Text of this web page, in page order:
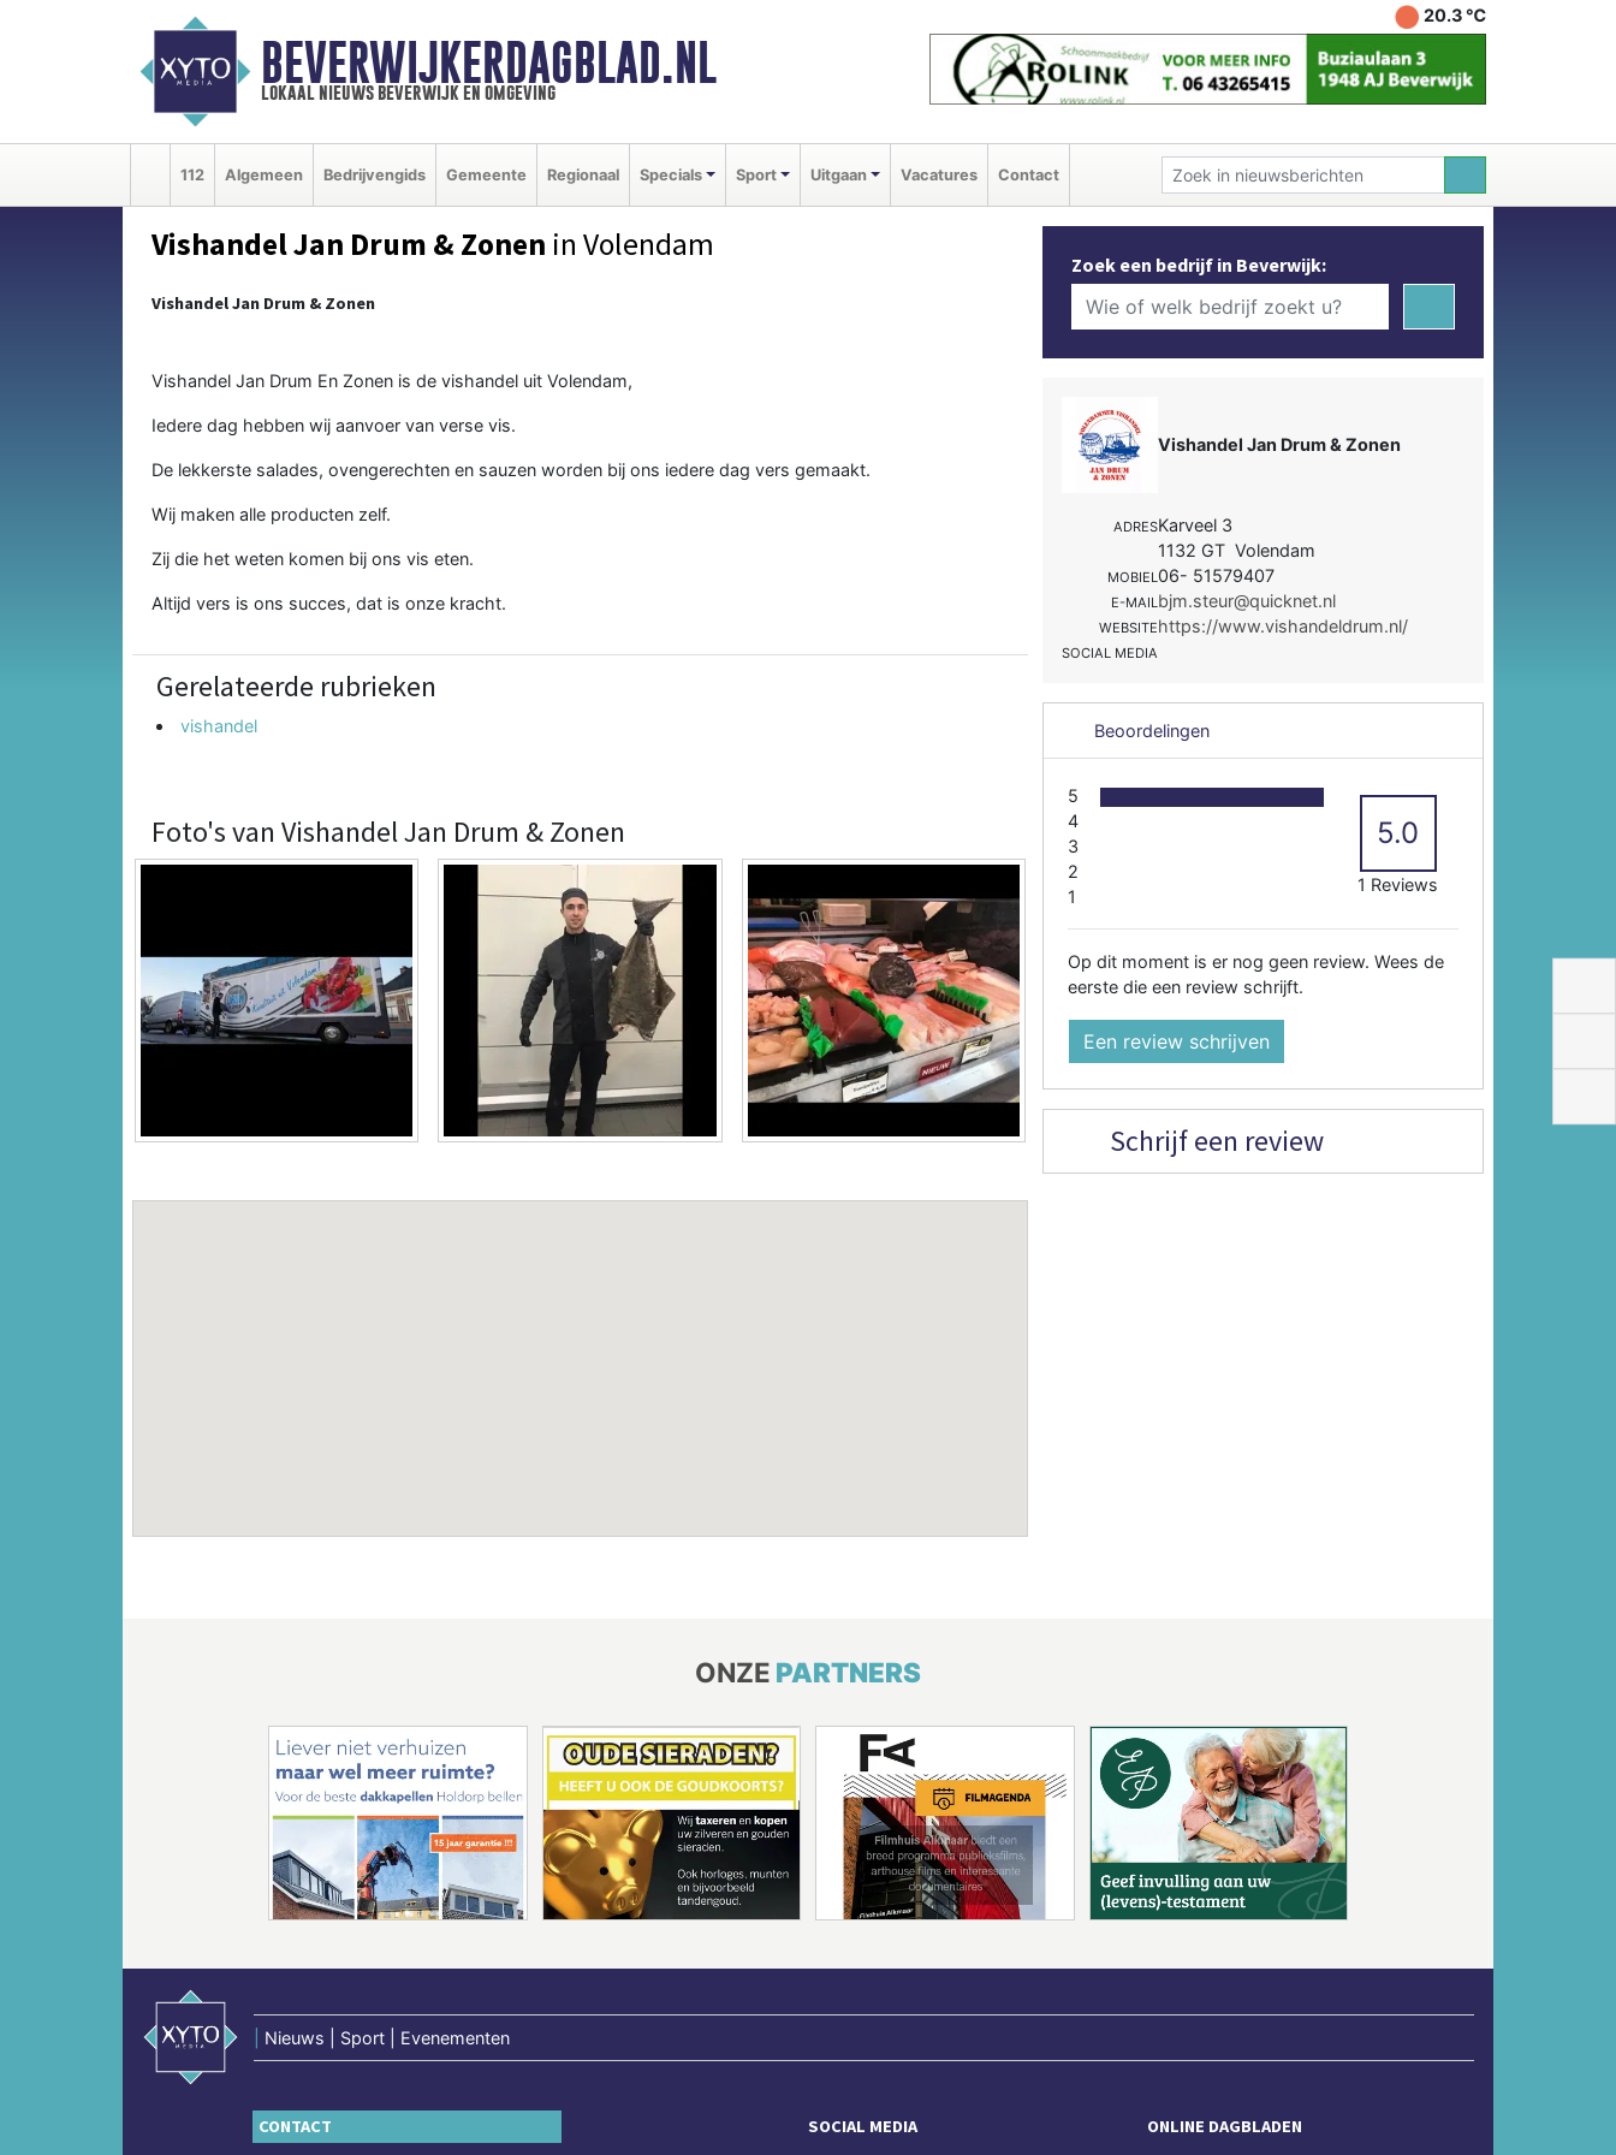
BEVERWIJKERDAGBLAD.NL
lokaal nieuws beverwijk en omgeving
20.3 ℃
112 Algemeen Bedrijvengids Gemeente Regionaal Specials Sport Uitgaan Vacatures Contact
Vishandel Jan Drum & Zonen in Volendam
Vishandel Jan Drum & Zonen
Vishandel Jan Drum En Zonen is de vishandel uit Volendam,
Iedere dag hebben wij aanvoer van verse vis.
De lekkerste salades, ovengerechten en sauzen worden bij ons iedere dag vers gemaakt.
Wij maken alle producten zelf.
Zij die het weten komen bij ons vis eten.
Altijd vers is ons succes, dat is onze kracht.
Gerelateerde rubrieken
vishandel
Foto's van Vishandel Jan Drum & Zonen
Zoek een bedrijf in Beverwijk:
Vishandel Jan Drum & Zonen
ADRESKarveel 3
1132 GT Volendam
MOBIEL06- 51579407
E-MAILbjm.steur@quicknet.nl
WEBSITEhttps://www.vishandeldrum.nl/
SOCIAL MEDIA
Beoordelingen
5
4
3
2
1
5.0
1 Reviews
Op dit moment is er nog geen review. Wees de
eerste die een review schrijft.
Een review schrijven
Schrijf een review
ONZE PARTNERS
Nieuws | Sport | Evenementen
CONTACT SOCIAL MEDIA ONLINE DAGBLADEN